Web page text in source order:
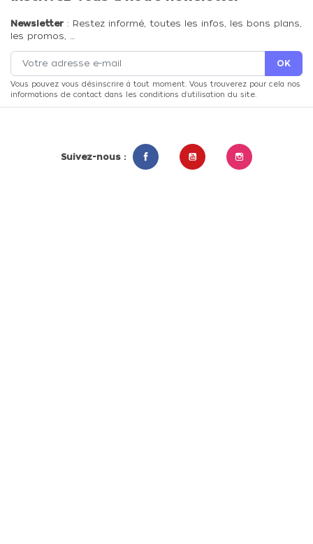
Newsletter : Restez informé, toutes les infos, les bons plans,
les promos, …
Vous pouvez vous désinscrire à tout moment. Vous trouverez pour cela nos
informations de contact dans les conditions d'utilisation du site.
Suivez-nous :
FacebookYouTubeInstagram